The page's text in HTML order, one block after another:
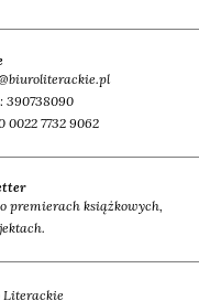
390738090
0022 7732 9062
premierach książkowych,
Literackie